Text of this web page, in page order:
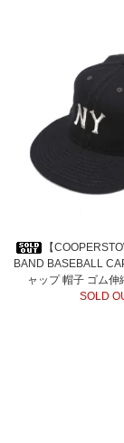
【
BAND BASEBALL
ャップ 帽子 ゴム伸
SOLD